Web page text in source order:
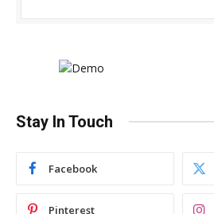
Stay In Touch
Facebook
Pinterest